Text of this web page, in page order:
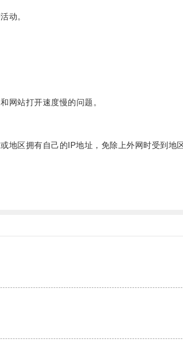
动。
站打开速度慢的问题。
区拥有自己的IP地址，免除上外网时受到地